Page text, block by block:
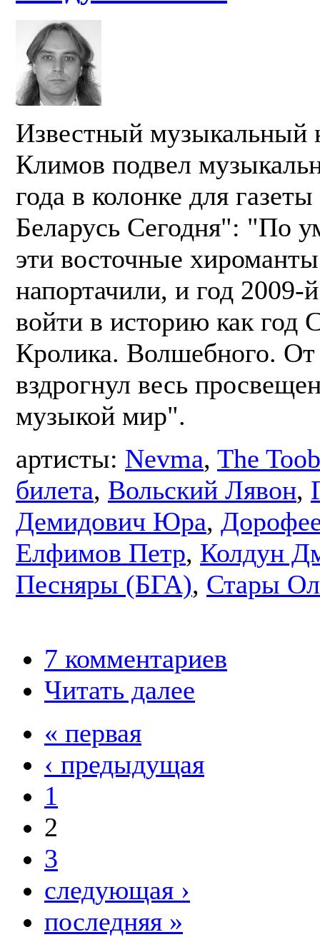
Известный музыкальный
Климов подвел
года в колонке для
Беларусь Сегодня": "По
эти восточные
напортачили, и год
войти в историю как год
Кролика. Волшебного. От
вздрогнул весь
музыкой мир".
артисты: Nevma, The
билета, Вольский Лявон,
Демидович Юра,
Елфимов Петр, Колдун
Песняры (БГА), Стары
7 комментариев
Читать далее
« первая
‹ предыдущая
1
2
3
следующая ›
последняя »